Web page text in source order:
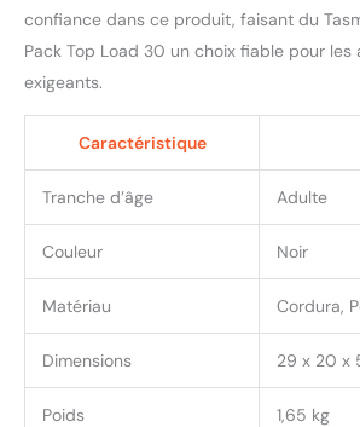
confiance dans ce produit, faisant du
Pack Top Load 30 un choix fiable pour les
exigeants.
Caractéristique
Tranche d’âge Adulte
Couleur Noir
Matériau Cordura,
Dimensions 29 x 20 x
Poids 1,65 kg